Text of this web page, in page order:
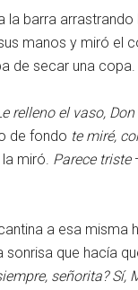
barra
manos y miró el
de secar una copa.
relleno el vaso, Don
de fondo te miré,
miró. Parece triste
a esa
que hacía
señorita? Sí,